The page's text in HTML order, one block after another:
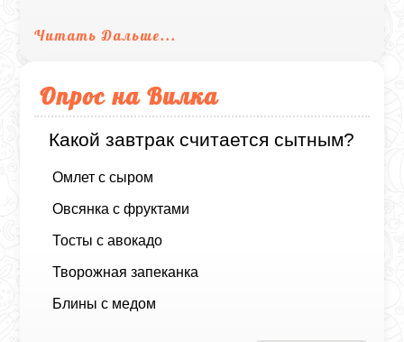
Читать Дальше...
Опрос на Вилка
Какой завтрак считается сытным?
Омлет с сыром
Овсянка с фруктами
Тосты с авокадо
Творожная запеканка
Блины с медом